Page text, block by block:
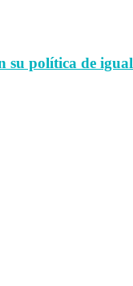
su política de